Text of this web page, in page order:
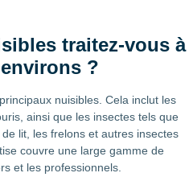
traitez-vous à
?
nuisibles. Cela inclut les
ainsi que les insectes tels que
lit, les frelons et autres insectes
couvre une large gamme de
et les professionnels.